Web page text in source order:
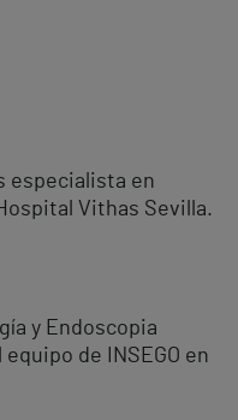
especialista en
Vithas Sevilla.
y Endoscopia
de INSEGO en